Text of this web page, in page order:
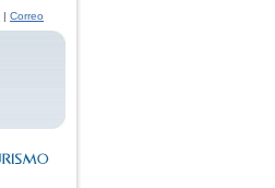
| Correo